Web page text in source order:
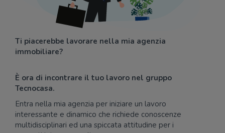
Ti piacerebbe lavorare nella mia agenzia
immobiliare?
È ora di incontrare il tuo lavoro nel gruppo
Tecnocasa.
Entra nella mia agenzia per iniziare un lavoro
interessante e dinamico che richiede conoscenze
multidisciplinari ed una spiccata attitudine per i